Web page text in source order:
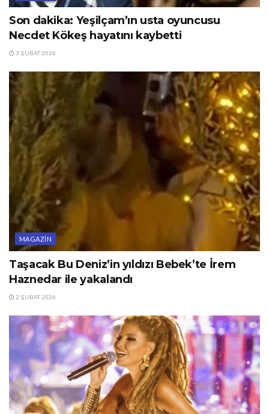
Son dakika: Yeşilçam’ın usta oyuncusu
Necdet Kökeş hayatını kaybetti
3 ŞUBAT 2026
MAGAZIN
Taşacak Bu Deniz’in yıldızı Bebek’te İrem
Haznedar ile yakalandı
2 ŞUBAT 2026